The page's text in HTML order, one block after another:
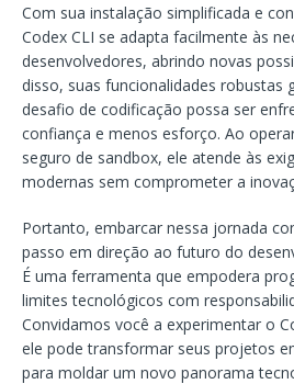
Com sua instalação simplificada e
Codex CLI se adapta facilmente às
desenvolvedores, abrindo novas
disso, suas funcionalidades robustas
desafio de codificação possa ser
confiança e menos esforço. Ao
seguro de sandbox, ele atende às
modernas sem comprometer a
Portanto, embarcar nessa jornada
passo em direção ao futuro do
É uma ferramenta que empodera
limites tecnológicos com
Convidamos você a experimentar o
ele pode transformar seus projetos
para moldar um novo panorama